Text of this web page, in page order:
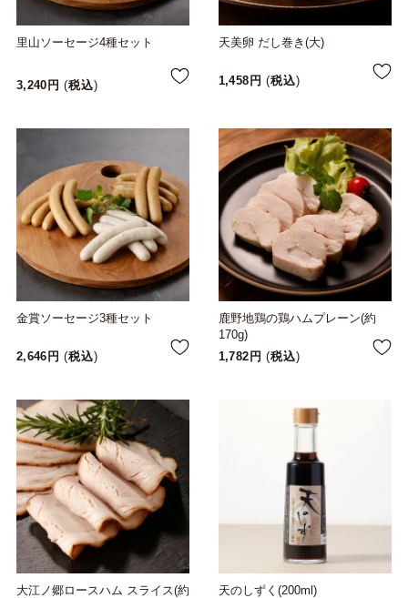
里山ソーセージ4種セット
3,240 税込
天美卵 だし巻き(大)
1,458 税込
金賞ソーセージ3種セット
2,646 税込
鹿野地鶏の鶏ハムプレーン(約
170g)
1,782
税込
大江ノ郷ロースハム スライス(約
天のしずく(200ml)